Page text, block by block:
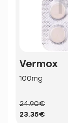
Vermox
100mg
24.90€
23.35€